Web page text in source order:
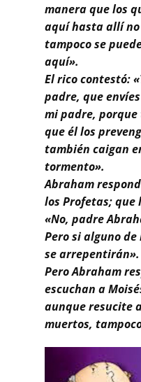
manera que los
aquí hasta allí
tampoco se
aquí».
El rico contestó:
padre, que
mi padre, porque
que él los
también caigan
tormento».
Abraham
los Profetas; que
«No, padre
Pero si alguno
se arrepentirán».
Pero Abraham
escuchan a
aunque resucite
muertos,